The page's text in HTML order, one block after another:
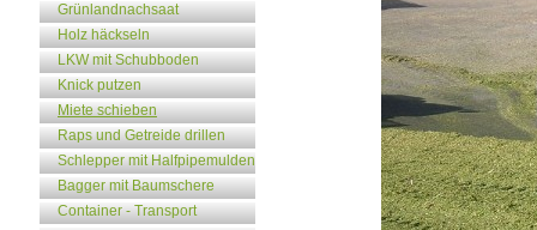
Grünlandnachsaat
Holz häckseln
LKW mit Schubboden
Knick putzen
Miete schieben
Raps und Getreide drillen
Schlepper mit Halfpipemulden
Bagger mit Baumschere
Container - Transport